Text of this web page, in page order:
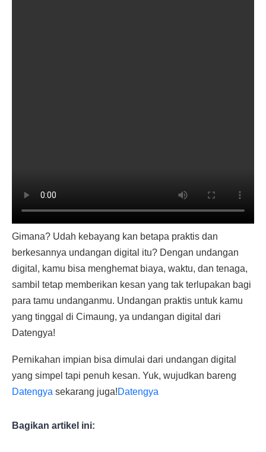
Gimana? Udah kebayang kan betapa praktis dan
berkesannya undangan digital itu? Dengan undangan
digital, kamu bisa menghemat biaya, waktu, dan tenaga,
sambil tetap memberikan kesan yang tak terlupakan bagi
para tamu undanganmu. Undangan praktis untuk kamu
yang tinggal di Cimaung, ya undangan digital dari
Datengya!
Pernikahan impian bisa dimulai dari undangan digital
yang simpel tapi penuh kesan. Yuk, wujudkan bareng
Datengya sekarang juga!Datengya
Bagikan artikel ini: